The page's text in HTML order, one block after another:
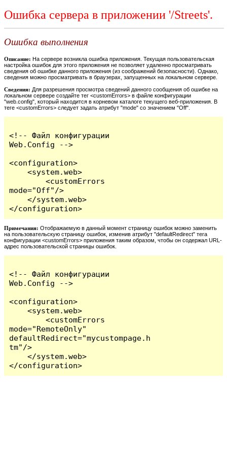
Ошибка сервера в приложении '/Streets'.
Ошибка выполнения
Описание: На сервере возникла ошибка приложения. Текущая пользовательская
настройка ошибок для этого приложения не позволяет удаленно просматривать
сведения об ошибке данного приложения (из соображений безопасности). Однако,
сведения можно просматривать в браузерах, запущенных на локальном сервере.
Сведения: Для разрешения просмотра сведений данного сообщения об ошибке на
локальном сервере создайте тег <customErrors> в файле конфигурации
"web.config", который находится в корневом каталоге текущего веб-приложения. В
теге <customErrors> следует задать атрибут "mode" со значением "Off".
<!-- Файл конфигурации
Web.Config -->
<configuration>
    <system.web>
        <customErrors
mode="Off"/>
    </system.web>
</configuration>
Примечания: Отображаемую в данный момент страницу ошибок можно заменить
на пользовательскую страницу ошибок, изменив атрибут "defaultRedirect" тега
конфигурации <customErrors> приложения таким образом, чтобы он содержал URL-
адрес пользовательской страницы ошибок.
<!-- Файл конфигурации
Web.Config -->
<configuration>
    <system.web>
        <customErrors
mode="RemoteOnly"
defaultRedirect="mycustompage.h
tm"/>
    </system.web>
</configuration>